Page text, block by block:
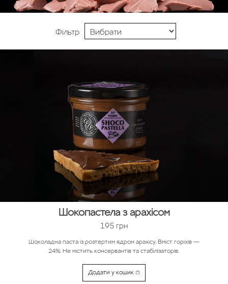
Фільтр
Шокопастела з арахісом
195 грн
Шоколадна паста із розтертим ядром арахісу. Вміст горіхів —
24%. Не містить консервантів та стабілізаторів.
Додати у кошик